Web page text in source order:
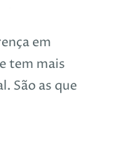
em
tem mais
São as que